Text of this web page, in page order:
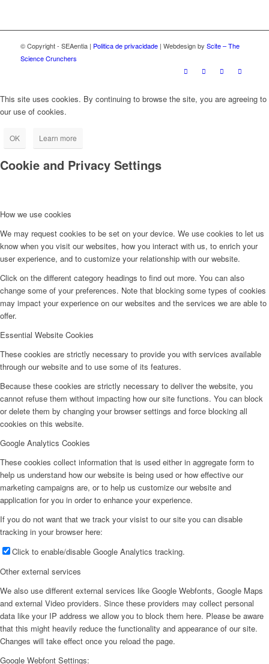
© Copyright - SEAentia | Politica de privacidade| Webdesign by Scite – The
Science Crunchers
This site uses cookies. By continuing to browse the site, you are agreeing to
our use of cookies.
OK Learn more
Cookie and Privacy Settings
How we use cookies
We may request cookies to be set on your device. We use cookies to let us
know when you visit our websites, how you interact with us, to enrich your
user experience, and to customize your relationship with our website.
Click on the different category headings to find out more. You can also
change some of your preferences. Note that blocking some types of cookies
may impact your experience on our websites and the services we are able to
offer.
Essential Website Cookies
These cookies are strictly necessary to provide you with services available
through our website and to use some of its features.
Because these cookies are strictly necessary to deliver the website, you
cannot refuse them without impacting how our site functions. You can block
or delete them by changing your browser settings and force blocking all
cookies on this website.
Google Analytics Cookies
These cookies collect information that is used either in aggregate form to
help us understand how our website is being used or how effective our
marketing campaigns are, or to help us customize our website and
application for you in order to enhance your experience.
If you do not want that we track your visist to our site you can disable
tracking in your browser here:
Click to enable/disable Google Analytics tracking.
Other external services
We also use different external services like Google Webfonts, Google Maps
and external Video providers. Since these providers may collect personal
data like your IP address we allow you to block them here. Please be aware
that this might heavily reduce the functionality and appearance of our site.
Changes will take effect once you reload the page.
Google Webfont Settings: